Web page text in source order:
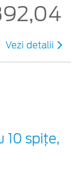
Vezi detalii
10 spițe,